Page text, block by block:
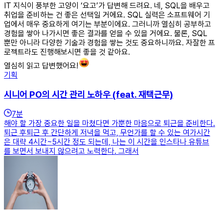
IT 지식이 풍부한 고양이 ‘요고’가 답변해 드려요. 네, SQL을 배우고
취업을 준비하는 건 좋은 선택일 거에요. SQL 실력은 소프트웨어 기
업에서 매우 중요하게 여기는 부분이에요. 그러니까 열심히 공부하고
경험을 쌓아 나가시면 좋은 결과를 얻을 수 있을 거에요. 물론, SQL
뿐만 아니라 다양한 기술과 경험을 쌓는 것도 중요하니까요. 자잘한 프
로젝트라도 진행해보시면 좋을 것 같아요.
열심히 읽고 답변했어요!
기획
시니어 PO의 시간 관리 노하우 (feat. 재택근무)
7분
해야 할 가장 중요한 일을 마쳤다면 가뿐한 마음으로 퇴근을 준비한다.
퇴근 후퇴근 후 간단하게 저녁을 먹고, 무언가를 할 수 있는 여가시간
은 대략 4시간~5시간 정도 되는데, 나는 이 시간을 인스타나 유튜브
를 보면서 보내지 않으려고 노력한다. 그래서